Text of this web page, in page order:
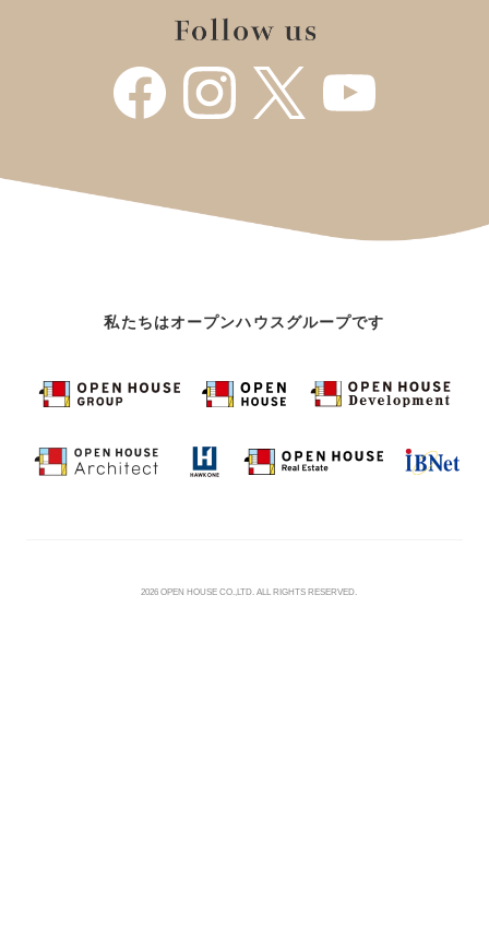
私たちはオープンハウスグループです
2026 OPEN HOUSE CO.,LTD. ALL RIGHTS RESERVED.